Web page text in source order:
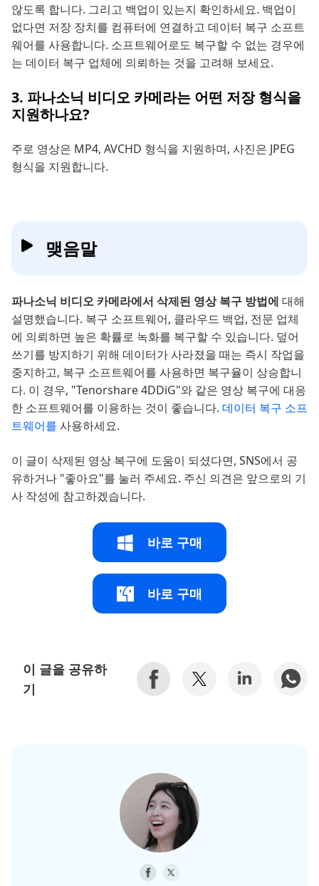
않도록 합니다. 그리고 백업이 있는지 확인하세요. 백업이
없다면 저장 장치를 컴퓨터에 연결하고 데이터 복구 소프트
웨어를 사용합니다. 소프트웨어로도 복구할 수 없는 경우에
는 데이터 복구 업체에 의뢰하는 것을 고려해 보세요.
3. 파나소닉 비디오 카메라는 어떤 저장 형식을
지원하나요?
주로 영상은 MP4, AVCHD 형식을 지원하며, 사진은 JPEG
형식을 지원합니다.
맺음말
파나소닉 비디오 카메라에서 삭제된 영상 복구 방법에 대해
설명했습니다. 복구 소프트웨어, 클라우드 백업, 전문 업체
에 의뢰하면 높은 확률로 녹화를 복구할 수 있습니다. 덮어
쓰기를 방지하기 위해 데이터가 사라졌을 때는 즉시 작업을
중지하고, 복구 소프트웨어를 사용하면 복구율이 상승합니
다. 이 경우, "Tenorshare 4DDiG"와 같은 영상 복구에 대응
한 소프트웨어를 이용하는 것이 좋습니다. 데이터 복구 소프
트웨어를 사용하세요.
이 글이 삭제된 영상 복구에 도움이 되셨다면, SNS에서 공
유하거나 "좋아요"를 눌러 주세요. 주신 의견은 앞으로의 기
사 작성에 참고하겠습니다.
바로 구매
바로 구매
이 글을 공유하
기